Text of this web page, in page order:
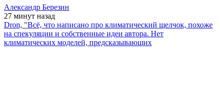
Александр Березин
27 минут назад
Dron, "Всё, что написано про климатический щелчок, похоже
на спекуляции и собственные идеи автора. Нет
климатических моделей, предсказывающих